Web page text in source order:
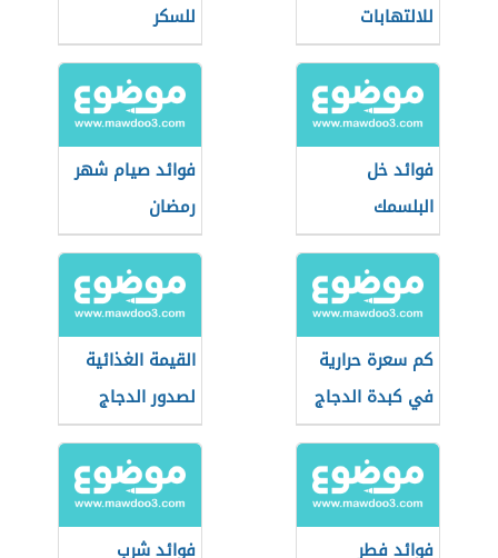
للالتهابات
للسكر
فوائد خل
البلسمك
فوائد صيام شهر
رمضان
كم سعرة حرارية
في كبدة الدجاج
القيمة الغذائية
لصدور الدجاج
فوائد فطر
فوائد شرب